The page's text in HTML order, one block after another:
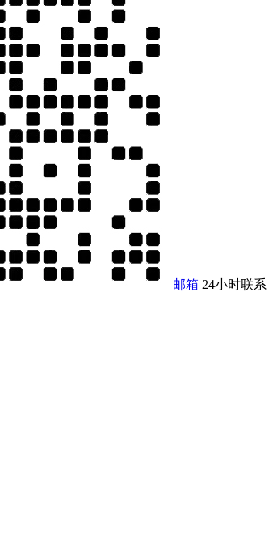
邮箱 24小时联系